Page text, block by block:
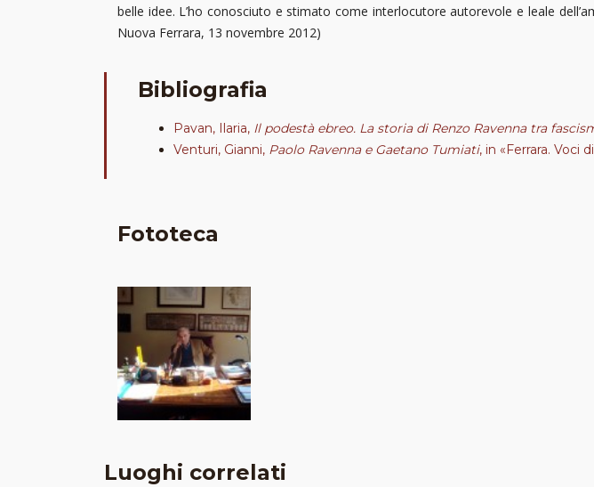
belle idee. L’ho conosciuto e stimato come interlocutore autorevole e leale
Nuova Ferrara, 13 novembre 2012)
Bibliografia
Pavan, Ilaria, Il podestà ebreo. La storia di Renzo Ravenna tra
Venturi, Gianni, Paolo Ravenna e Gaetano Tumiati, in «Ferrara. Voci
Fototeca
Luoghi correlati